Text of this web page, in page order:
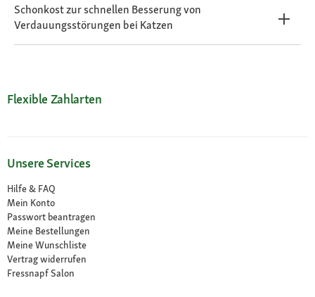
Schonkost zur schnellen Besserung von
Verdauungsstörungen bei Katzen
Flexible Zahlarten
Unsere Services
Hilfe & FAQ
Mein Konto
Passwort beantragen
Meine Bestellungen
Meine Wunschliste
Vertrag widerrufen
Fressnapf Salon